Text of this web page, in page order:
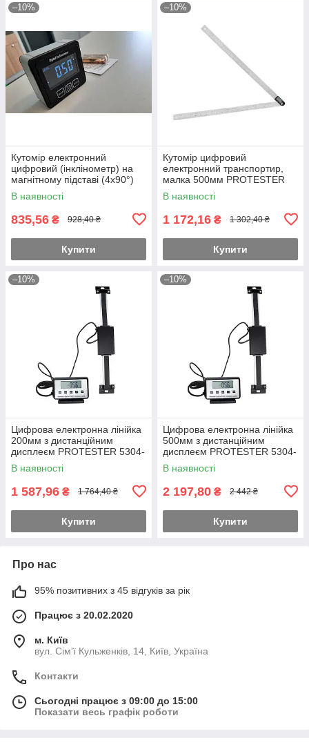
–10%
Кутомір електронний
цифровий (інклінометр) на
магнітному підставі (4х90°)
PROTESTER 5415-90B
В наявності
835,56 ₴ 928,40 ₴
Купити
–10%
Кутомір цифровий
електронний транспортир,
малка 500мм PROTESTER
5422-500
В наявності
1 172,16 ₴ 1 302,40 ₴
Купити
–10%
Цифрова електронна лінійка
200мм з дистанційним
дисплеєм PROTESTER 5304-
200A
В наявності
1 587,96 ₴ 1 764,40 ₴
Купити
–10%
Цифрова електронна лінійка
500мм з дистанційним
дисплеєм PROTESTER 5304-
500A
В наявності
2 197,80 ₴ 2 442 ₴
Купити
Про нас
95% позитивних з 45 відгуків за рік
Працює з 20.02.2020
м. Київ
вул. Сім'ї Кульженків, 14, Київ, Україна
Контакти
Сьогодні працює з 09:00 до 15:00
Показати весь графік роботи